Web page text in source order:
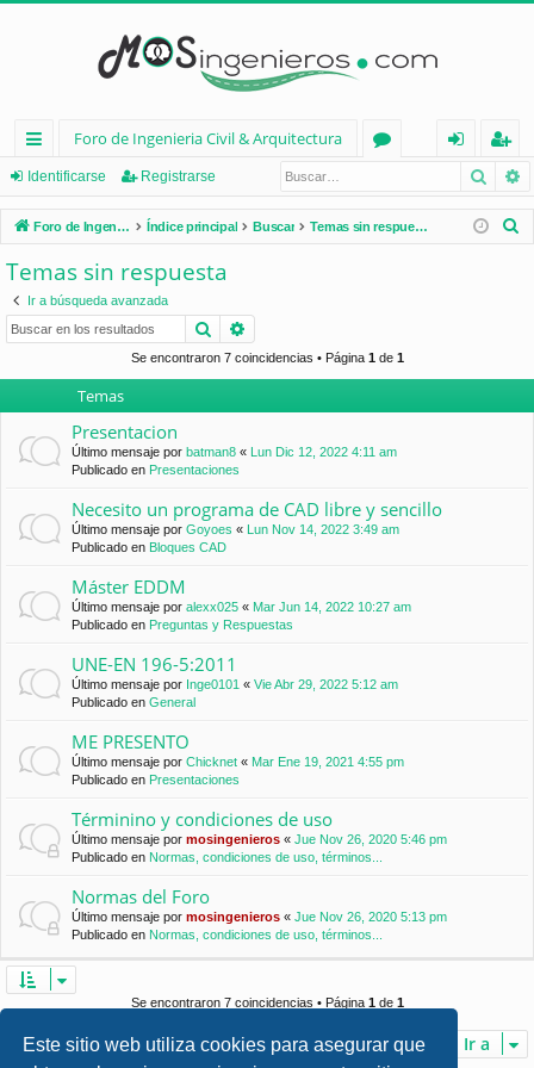
Este sitio web utiliza cookies para asegurar que
nl
ac
es
rá
pi
Foro de Ingenieria Civil & Arquitectura
os
nt
ifi
eg
ist
ra
Identificarse Registrarse
Foro de Ingenieria Civil & Arquitectura Índice principal Buscar Temas sin respuesta
Temas sin respuesta
Ir a búsqueda avanzada
Buscar
Se encontraron 7 coincidencias • Página 1de 1
Temas
Presentacion
Último mensaje por batman8 «
Lun Dic 12, 2022 4:11 am
Publicado en Presentaciones
Necesito un programa de CAD libre y sencillo
Último mensaje por Goyoes «
Lun Nov 14, 2022 3:49 am
Publicado en Bloques CAD
Máster EDDM
Último mensaje por alexx025 « Mar Jun 14, 2022 10:27 am
Publicado en Preguntas y Respuestas
UNE-EN 196-5:2011
Último mensaje por Inge0101 « Vie Abr 29, 2022 5:12 am
Publicado en General
ME PRESENTO
Último mensaje por Chicknet « Mar Ene 19, 2021 4:55 pm
Publicado en Presentaciones
Términino y condiciones de uso
Último mensaje por mosingenieros « Jue Nov 26, 2020 5:46 pm
Publicado en Normas, condiciones de uso, términos...
Normas del Foro
Último mensaje por mosingenieros « Jue Nov 26, 2020 5:13 pm
Publicado en Normas, condiciones de uso, términos...
Se encontraron 7 coincidencias • Página 1de 1
Ir a